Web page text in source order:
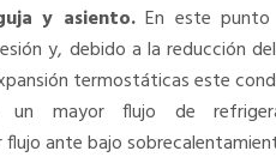
y asiento.En este punto
y, debido a la reducción
termostáticas este
un mayor flujo de
ante bajo